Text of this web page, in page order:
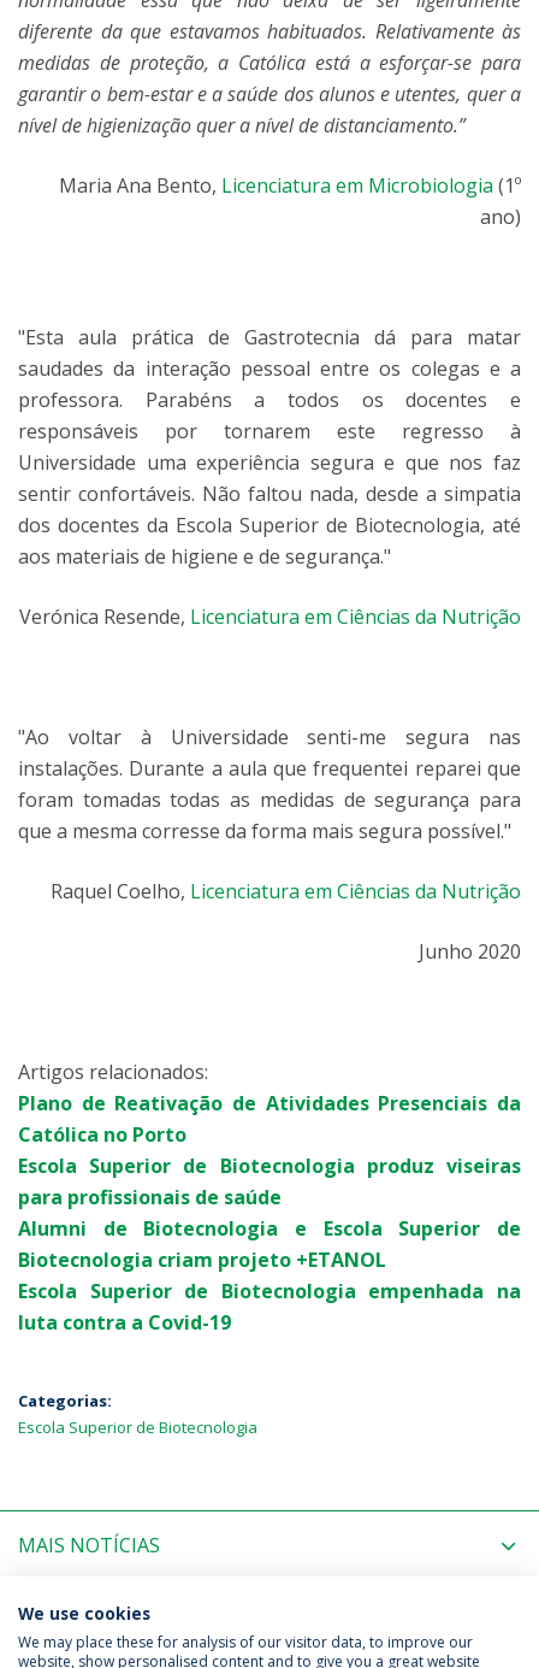
diferente da que estavamos habituados. Relativamente às
medidas de proteção, a Católica está a esforçar-se para
garantir o bem-estar e a saúde dos alunos e utentes, quer a
nível de higienização quer a nível de distanciamento.”
Maria Ana Bento, Licenciatura em Microbiologia (1º
ano)
"Esta aula prática de Gastrotecnia dá para matar
saudades da interação pessoal entre os colegas e a
professora. Parabéns a todos os docentes e
responsáveis por tornarem este regresso à
Universidade uma experiência segura e que nos faz
sentir confortáveis. Não faltou nada, desde a simpatia
dos docentes da Escola Superior de Biotecnologia, até
aos materiais de higiene e de segurança."
Verónica Resende, Licenciatura em Ciências da Nutrição
"Ao voltar à Universidade senti-me segura nas
instalações. Durante a aula que frequentei reparei que
foram tomadas todas as medidas de segurança para
que a mesma corresse da forma mais segura possível."
Raquel Coelho, Licenciatura em Ciências da Nutrição
Junho 2020
Artigos relacionados:
Plano de Reativação de Atividades Presenciais da
Católica no Porto
Escola Superior de Biotecnologia produz viseiras
para profissionais de saúde
Alumni de Biotecnologia e Escola Superior de
Biotecnologia criam projeto +ETANOL
Escola Superior de Biotecnologia empenhada na
luta contra a Covid-19
Categorias:
Escola Superior de Biotecnologia
MAIS NOTÍCIAS
PRÓXIMOS EVENTOS
We use cookies
We may place these for analysis of our visitor data, to improve our
website, show personalised content and to give you a great website